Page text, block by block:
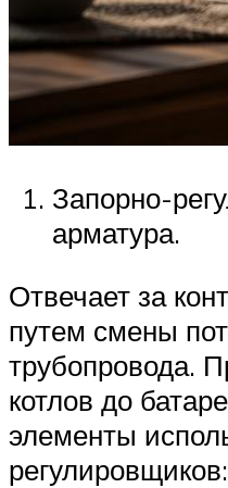
Запорно-
арматура.
Отвечает за
путем смены
трубопровода.
котлов до
элементы
регулировщиков: